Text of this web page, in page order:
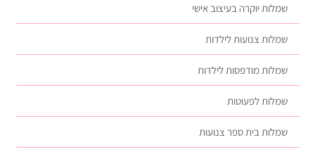
שמלות יוקרה בעיצוב אישי
שמלות צנועות לילדות
שמלות מודפסות לילדות
שמלות לפעוטות
שמלות בית ספר צנועות